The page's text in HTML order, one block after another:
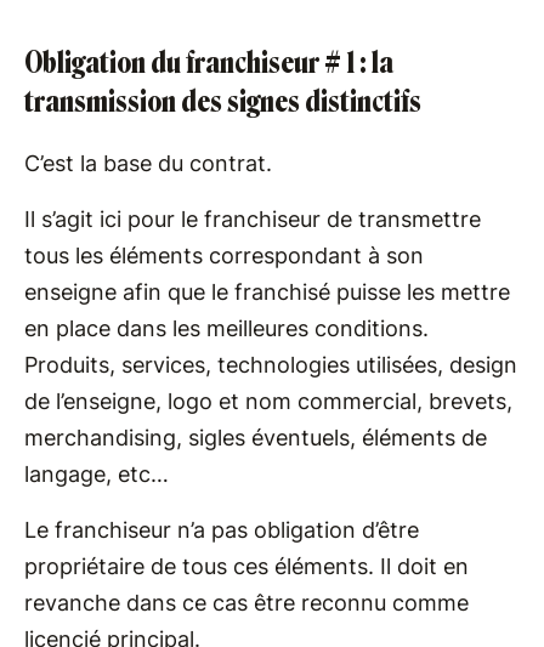
Obligation du franchiseur # 1 : la
transmission des signes distinctifs
C’est la base du contrat.
Il s’agit ici pour le franchiseur de transmettre
tous les éléments correspondant à son
enseigne afin que le franchisé puisse les mettre
en place dans les meilleures conditions.
Produits, services, technologies utilisées, design
de l’enseigne, logo et nom commercial, brevets,
merchandising, sigles éventuels, éléments de
langage, etc…
Le franchiseur n’a pas obligation d’être
propriétaire de tous ces éléments. Il doit en
revanche dans ce cas être reconnu comme
licencié principal.